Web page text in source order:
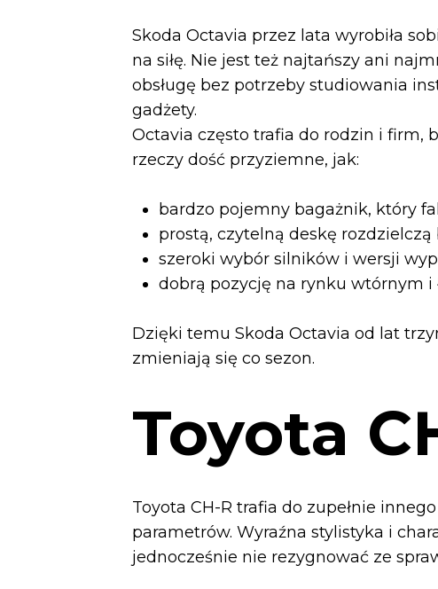
Skoda Octavia przez lata wyrobiła
na siłę. Nie jest też najtańszy ani
obsługę bez potrzeby studiowania
gadżety.
Octavia często trafia do rodzin i firm,
rzeczy dość przyziemne, jak:
bardzo pojemny bagażnik, który
prostą, czytelną deskę
szeroki wybór silników i wersji
dobrą pozycję na rynku wtórnym i
Dzięki temu Skoda Octavia od lat
zmieniają się co sezon.
Toyota
Toyota CH-R trafia do zupełnie
parametrów. Wyraźna stylistyka i
jednocześnie nie rezygnować ze